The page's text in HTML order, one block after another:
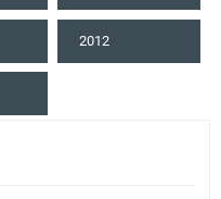
2012